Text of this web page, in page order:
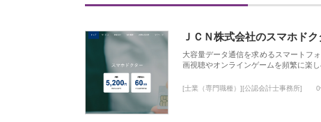
ＪＣＮ株式会社のスマホド
大容量データ通信を求めるスマートフ
画視聴やオンラインゲームを頻繁に楽
[士業（専門職種）][公認会計士事務所]